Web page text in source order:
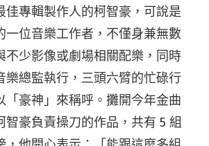
佳專輯製作人的柯智豪，可說是
一位音樂工作者，不僅身兼無數
不少影像或劇場相關配樂，同時
樂總監執行，三頭六臂的忙碌行
「豪神」來稱呼。攤開今年金曲
智豪負責操刀的作品，共有 5 組